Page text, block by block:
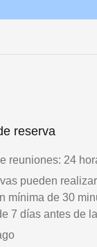
reserva
reuniones: 24
pueden
mínima de 30
7 días antes de